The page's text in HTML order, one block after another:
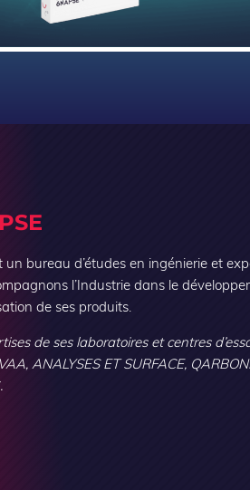
un bureau d’études en ingénierie et
l’Industrie dans le
de ses produits.
de ses laboratoires et centres
ANALYSES ET SURFACE,